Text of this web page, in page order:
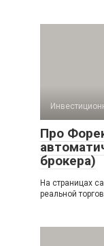
Про
брокера)
На страницах
реальной